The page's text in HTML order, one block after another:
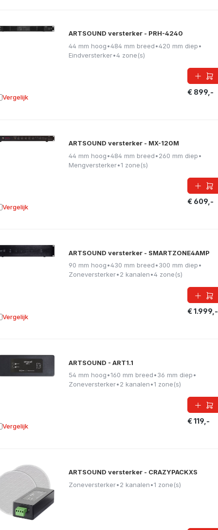
ARTSOUND versterker - PRH-4240
44 mm hoog•484 mm breed•420 mm diep•
Eindversterker•4 zone(s)
€ 899,-
Vergelijk aan vergelijking
ARTSOUND versterker - MX-120M
44 mm hoog•484 mm breed•260 mm diep•
Mengversterker•1 zone(s)
€ 609,-
Vergelijk aan vergelijking
ARTSOUND versterker - SMARTZONE4AMP
90 mm hoog•430 mm breed•300 mm diep•
Zoneversterker•2 kanalen•4 zone(s)
€ 1.999,-
Vergelijk aan vergelijking
ARTSOUND - ART1.1
54 mm hoog•160 mm breed•36 mm diep•
Zoneversterker•2 kanalen•1 zone(s)
€ 119,-
Vergelijk aan vergelijking
ARTSOUND versterker - CRAZYPACKXS
Zoneversterker•2 kanalen•1 zone(s)